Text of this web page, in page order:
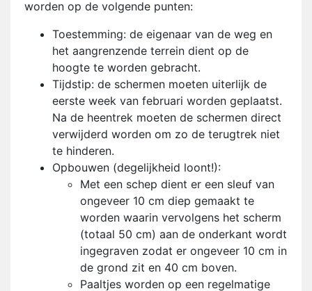
worden op de volgende punten:
Toestemming: de eigenaar van de weg en
het aangrenzende terrein dient op de
hoogte te worden gebracht.
Tijdstip: de schermen moeten uiterlijk de
eerste week van februari worden geplaatst.
Na de heentrek moeten de schermen direct
verwijderd worden om zo de terugtrek niet
te hinderen.
Opbouwen (degelijkheid loont!):
Met een schep dient er een sleuf van
ongeveer 10 cm diep gemaakt te
worden waarin vervolgens het scherm
(totaal 50 cm) aan de onderkant wordt
ingegraven zodat er ongeveer 10 cm in
de grond zit en 40 cm boven.
Paaltjes worden op een regelmatige